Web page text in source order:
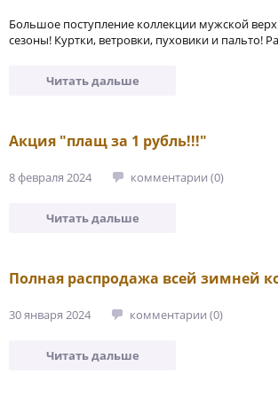
Большое поступление коллекции мужской
сезоны! Куртки, ветровки, пуховики и пальто!
Читать дальше
Акция "плащ за 1 рубль!!!"
8 февраля 2024 комментарии (0)
Читать дальше
Полная распродажа всей зимней
30 января 2024 комментарии (0)
Читать дальше